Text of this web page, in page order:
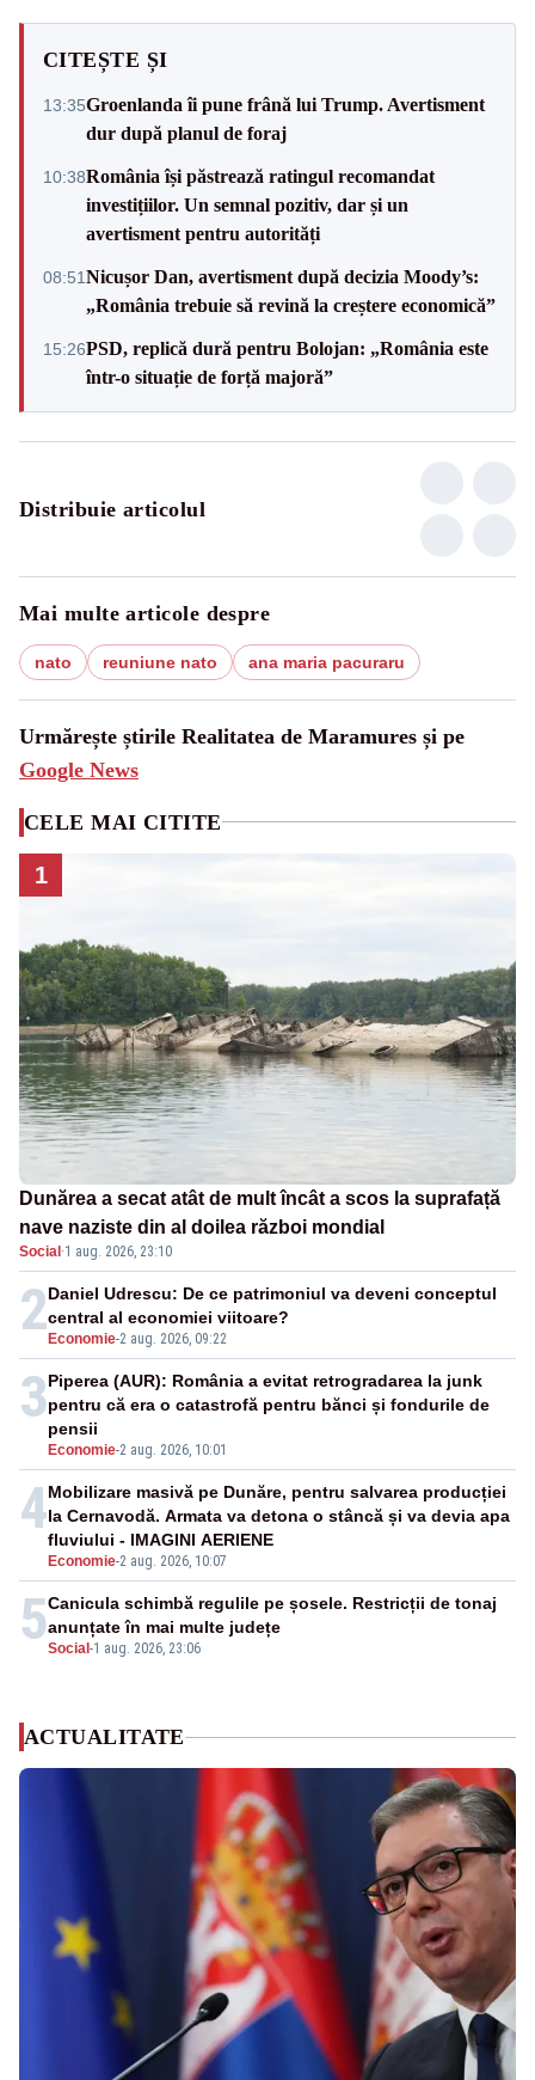
CITEȘTE ȘI
13:35Groenlanda îi pune frână lui Trump. Avertisment
dur după planul de foraj
10:38România își păstrează ratingul recomandat
investițiilor. Un semnal pozitiv, dar și un
avertisment pentru autorități
08:51Nicușor Dan, avertisment după decizia Moody’s:
„România trebuie să revină la creștere economică”
15:26PSD, replică dură pentru Bolojan: „România este
într-o situație de forță majoră”
Distribuie articolul
Mai multe articole despre
nato reuniune nato ana maria pacuraru
Urmărește știrile Realitatea de Maramures și pe
Google News
CELE MAI CITITE
1
Dunărea a secat atât de mult încât a scos la suprafață
nave naziste din al doilea război mondial
Social ·1 aug. 2026, 23:10
2 Economie-2 aug. 2026, 09:22
Daniel Udrescu: De ce patrimoniul va deveni conceptul
central al economiei viitoare?
3
Economie-2 aug. 2026, 10:01
Piperea (AUR): România a evitat retrogradarea la junk
pentru că era o catastrofă pentru bănci și fondurile de
pensii
4
Economie-2 aug. 2026, 10:07
Mobilizare masivă pe Dunăre, pentru salvarea producției
la Cernavodă. Armata va detona o stâncă și va devia apa
fluviului - IMAGINI AERIENE
5Social -1 aug. 2026, 23:06
Canicula schimbă regulile pe șosele. Restricții de tonaj
anunțate în mai multe județe
ACTUALITATE